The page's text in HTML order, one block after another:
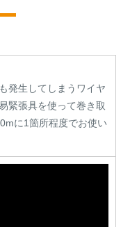
発生してしまうワイヤ
緊張具を使って巻き取
に1箇所程度でお使い